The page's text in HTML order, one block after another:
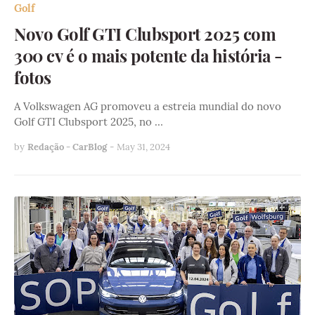
Golf
Novo Golf GTI Clubsport 2025 com
300 cv é o mais potente da história -
fotos
A Volkswagen AG promoveu a estreia mundial do novo
Golf GTI Clubsport 2025, no …
by Redação - CarBlog - May 31, 2024